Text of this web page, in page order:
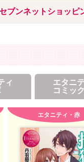
セブンネットショッピ
ィ
エタニ
コミッ
エタニティ・赤